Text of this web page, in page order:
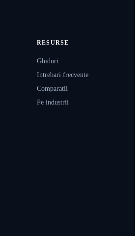
RESURSE
Ghiduri
Intrebari frecvente
Comparatii
Pe industrii